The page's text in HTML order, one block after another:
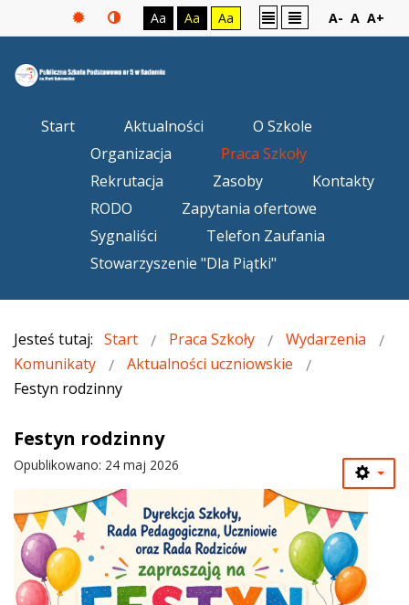
Aa Aa Aa A- A A+
Start Aktualności
O Szkole
Organizacja
Praca Szkoły
Rekrutacja
Zasoby
Kontakty
RODO
Zapytania ofertowe
Sygnaliści
Telefon Zaufania
Stowarzyszenie "Dla Piątki"
Jesteś tutaj: Start Praca Szkoły
Wydarzenia
Komunikaty
Aktualności uczniowskie
Festyn rodzinny
Festyn rodzinny
Opublikowano: 24 maj 2026